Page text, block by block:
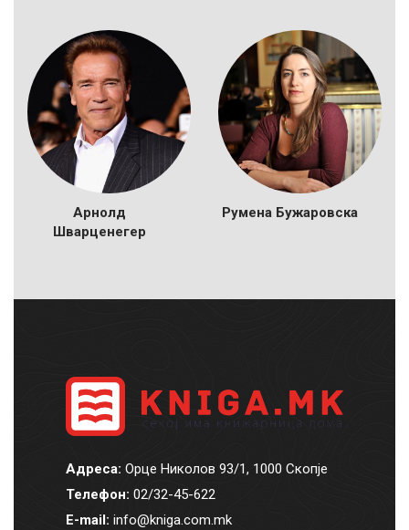
Арнолд
Шварценегер
Румена Бужаровска
Адреса: Орце Николов 93/1, 1000 Скопје
Телефон: 02/32-45-622
E-mail: info@kniga.com.mk